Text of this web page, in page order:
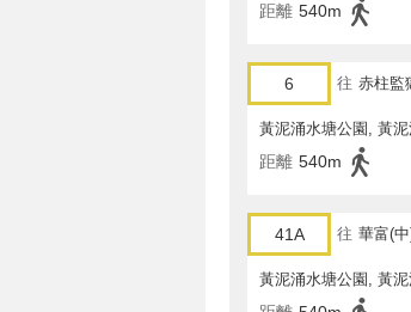
距離 540m
6 往 赤柱監
黃泥涌水塘公園, 黃
距離 540m
41A 往 華富(
黃泥涌水塘公園, 黃